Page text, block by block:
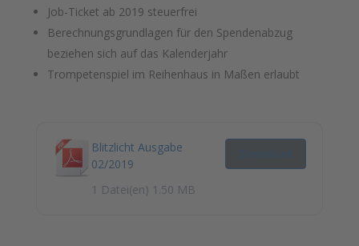
Job-Ticket ab 2019 steuerfrei
Berechnungsgrundlagen für den Spendenabzug
beziehen sich auf das Kalenderjahr
Trompetenspiel im Reihenhaus in Maßen erlaubt
Blitzlicht Ausgabe
02/2019
1 Datei(en) 1.50 MB